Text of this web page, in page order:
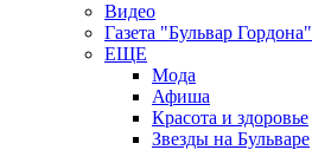
Видео
Газета "Бульвар Гордона"
ЕЩЕ
Мода
Афиша
Красота и здоровье
Звезды на Бульваре